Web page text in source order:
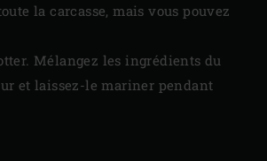
la carcasse, mais vous pouvez
Mélangez les ingrédients du
et laissez-le mariner pendant